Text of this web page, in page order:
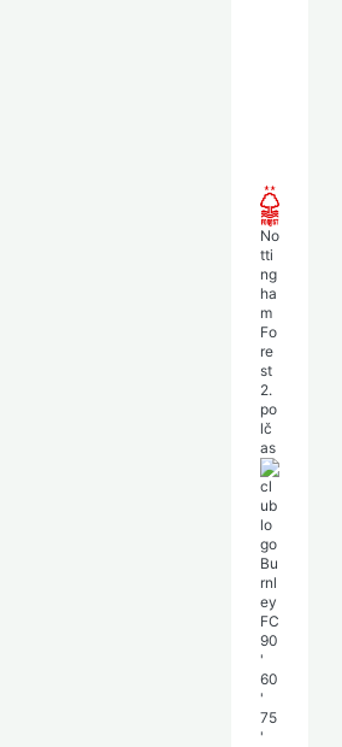
No
tti
ng
ha
m
Fo
re
st
2.
po
lč
as
Bu
rnl
ey
FC
90
'
60
'
75
'